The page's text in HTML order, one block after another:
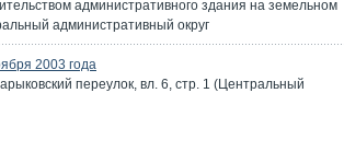
административного здания на земельном
административный округ
2003 года
переулок, вл. 6, стр. 1 (Центральный